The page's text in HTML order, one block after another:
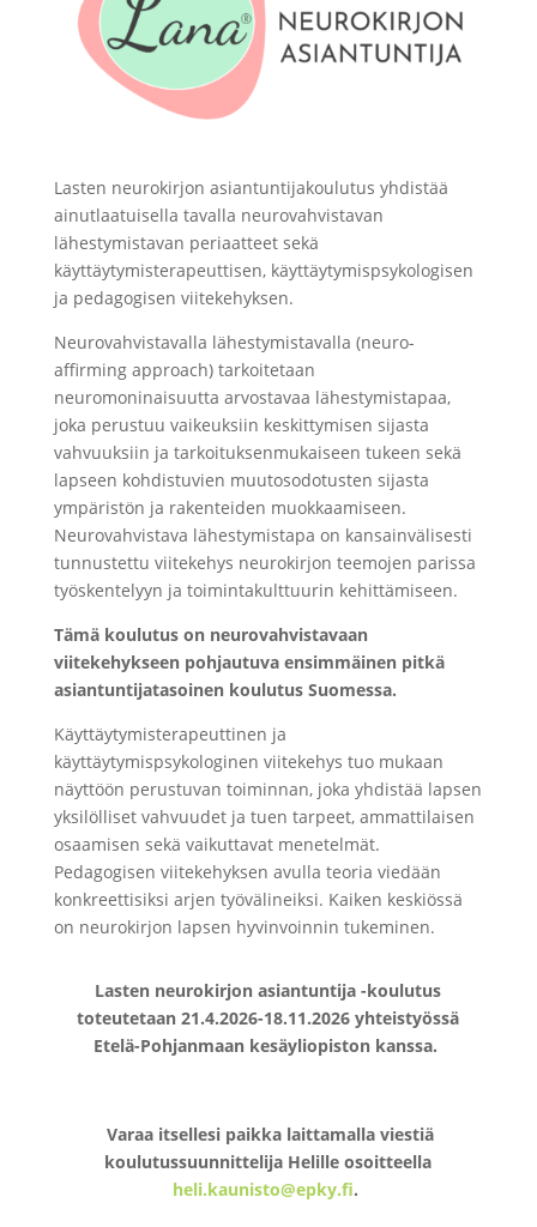
Lasten neurokirjon asiantuntijakoulutus yhdistää
ainutlaatuisella tavalla neurovahvistavan
lähestymistavan periaatteet sekä
käyttäytymisterapeuttisen, käyttäytymispsykologisen
ja pedagogisen viitekehyksen.
Neurovahvistavalla lähestymistavalla (neuro-
affirming approach) tarkoitetaan
neuromoninaisuutta arvostavaa lähestymistapaa,
joka perustuu vaikeuksiin keskittymisen sijasta
vahvuuksiin ja tarkoituksenmukaiseen tukeen sekä
lapseen kohdistuvien muutosodotusten sijasta
ympäristön ja rakenteiden muokkaamiseen.
Neurovahvistava lähestymistapa on kansainvälisesti
tunnustettu viitekehys neurokirjon teemojen parissa
työskentelyyn ja toimintakulttuurin kehittämiseen.
Tämä koulutus on neurovahvistavaan
viitekehykseen pohjautuva ensimmäinen pitkä
asiantuntijatasoinen koulutus Suomessa.
Käyttäytymisterapeuttinen ja
käyttäytymispsykologinen viitekehys tuo mukaan
näyttöön perustuvan toiminnan, joka yhdistää lapsen
yksilölliset vahvuudet ja tuen tarpeet, ammattilaisen
osaamisen sekä vaikuttavat menetelmät.
Pedagogisen viitekehyksen avulla teoria viedään
konkreettisiksi arjen työvälineiksi. Kaiken keskiössä
on neurokirjon lapsen hyvinvoinnin tukeminen.
Lasten neurokirjon asiantuntija -koulutus
toteutetaan 21.4.2026-18.11.2026 yhteistyössä
Etelä-Pohjanmaan kesäyliopiston kanssa.
Varaa itsellesi paikka laittamalla viestiä
koulutussuunnittelija Helille osoitteella
heli.kaunisto@epky.fi.